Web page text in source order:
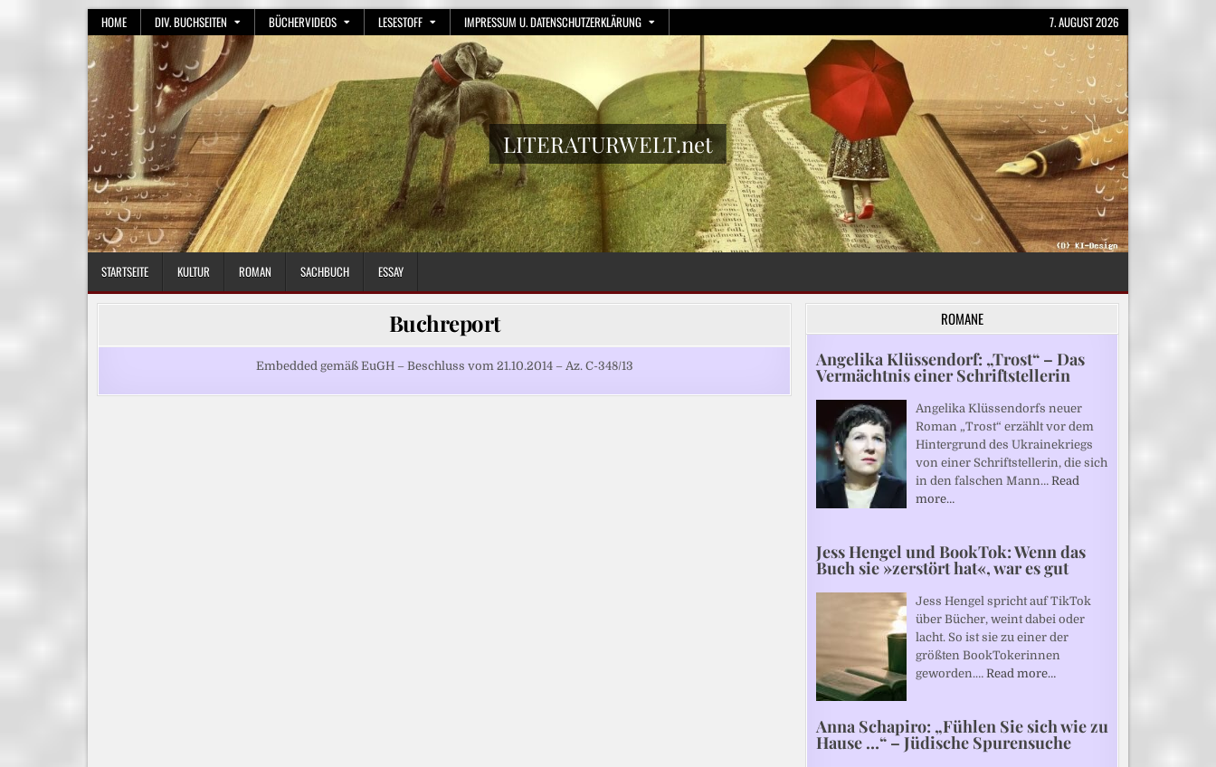
HOME DIV. BUCHSEITEN BÜCHERVIDEOS LESESTOFF IMPRESSUM U. DATENSCHUTZERKLÄRUNG 7. AUGUST 2026
LITERATURWELT.net
STARTSEITE KULTUR ROMAN SACHBUCH ESSAY
Buchreport
Embedded gemäß EuGH – Beschluss vom 21.10.2014 – Az. C-348/13
ROMANE
Angelika Klüssendorf: „Trost“ – Das
Vermächtnis einer Schriftstellerin
Angelika Klüssendorfs neuer
Roman „Trost“ erzählt vor dem
Hintergrund des Ukrainekriegs
von einer Schriftstellerin, die sich
in den falschen Mann… Read
more…
Jess Hengel und BookTok: Wenn das
Buch sie »zerstört hat«, war es gut
Jess Hengel spricht auf TikTok
über Bücher, weint dabei oder
lacht. So ist sie zu einer der
größten BookTokerinnen
geworden.… Read more…
Anna Schapiro: „Fühlen Sie sich wie zu
Hause …“ – Jüdische Spurensuche